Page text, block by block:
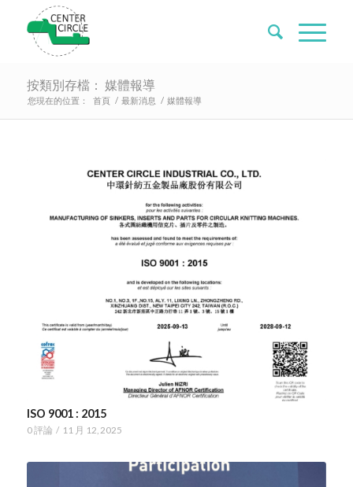
按類別存檔： 媒體報導
您現在的位置： 首頁 / 最新消息 / 媒體報導
ISO 9001 : 2015
0 評論 / 11 月 12, 2025